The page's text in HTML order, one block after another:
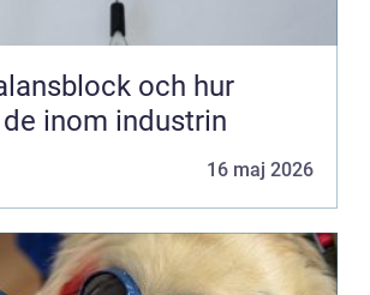
och hur
inom industrin
16 maj 2026